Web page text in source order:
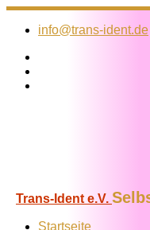
Zum
Inhalt
info@trans-ident.de
Trans-Ident e.V.
Startseite